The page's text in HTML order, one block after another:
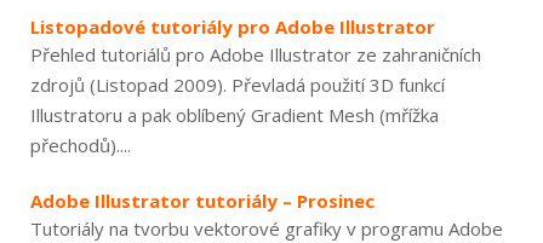
Listopadové tutoriály pro Adobe Illustrator
Přehled tutoriálů pro Adobe Illustrator ze zahraničních
zdrojů (Listopad 2009). Převladá použití 3D funkcí
Illustratoru a pak oblíbený Gradient Mesh (mřížka
přechodů)....
Adobe Illustrator tutoriály – Prosinec
Tutoriály na tvorbu vektorové grafiky v programu Adobe